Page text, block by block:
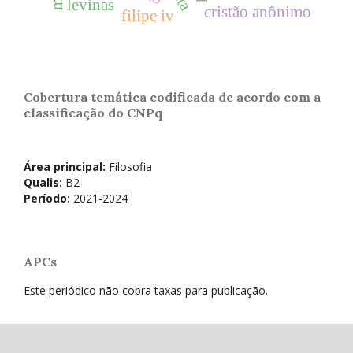
levinas cristão anônimo
filipe iv
Cobertura temática codificada de acordo com a
classificação do CNPq
Área principal: Filosofia
Qualis: B2
Período: 2021-2024
APCs
Este periódico não cobra taxas para publicação.